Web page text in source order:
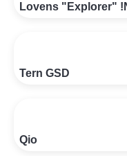
Lovens "Explorer"
Tern GSD
Qio